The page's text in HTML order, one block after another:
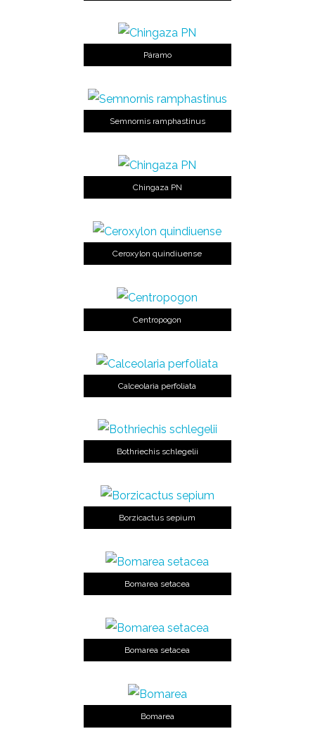
Páramo
Semnornis ramphastinus
Chingaza PN
Ceroxylon quindiuense
Centropogon
Calceolaria perfoliata
Bothriechis schlegelii
Borzicactus sepium
Bomarea setacea
Bomarea setacea
Bomarea